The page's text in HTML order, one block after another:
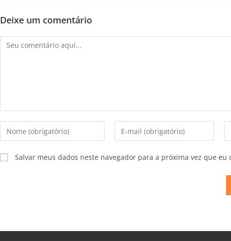
Deixe um comentário
Salvar meus dados neste navegador para a próxima vez que eu